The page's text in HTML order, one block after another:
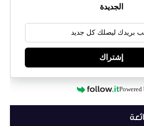
الجديدة
إشتراك
Powered